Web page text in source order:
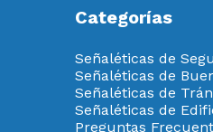
Categorías
Señaléticas de
Señaléticas de
Señaléticas de
Señaléticas de
Preguntas